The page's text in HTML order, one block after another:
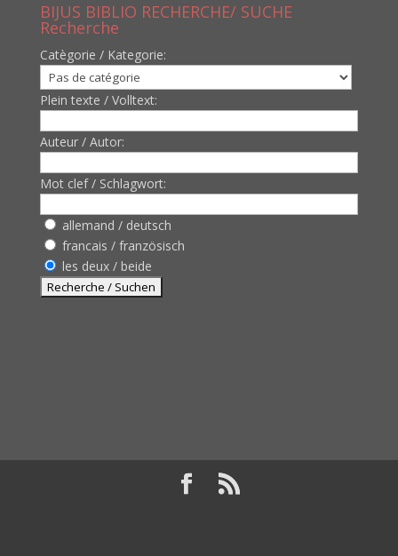
BIJUS BIBLIO RECHERCHE/ SUCHE
Recherche
Catègorie / Kategorie:
Plein texte / Volltext:
Auteur / Autor:
Mot clef / Schlagwort:
allemand / deutsch
francais / französisch
les deux / beide